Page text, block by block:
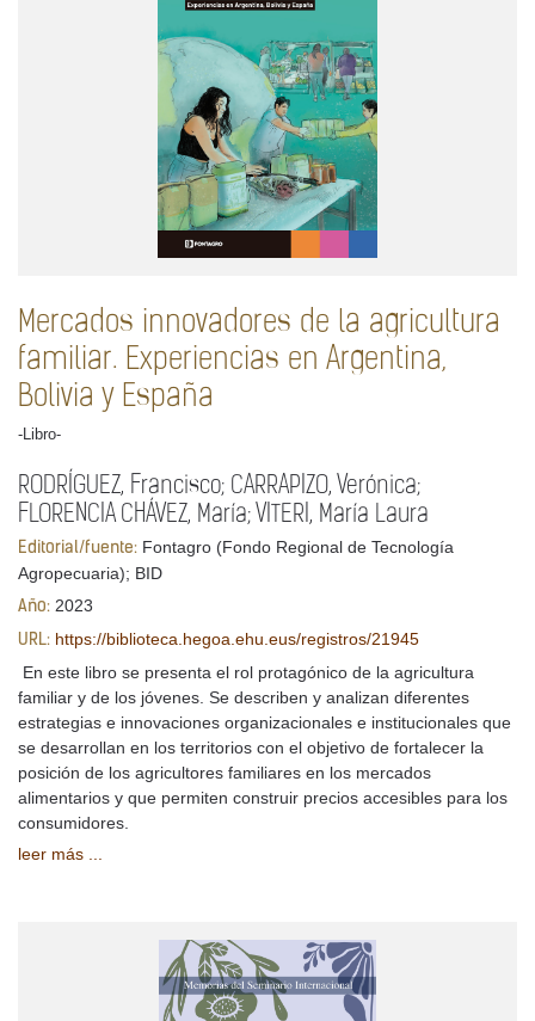
Mercados innovadores de la agricultura
familiar. Experiencias en Argentina,
Bolivia y España
-Libro-
RODRÍGUEZ, Francisco; CARRAPIZO, Verónica;
FLORENCIA CHÁVEZ, María; VITERI, María Laura
Editorial/fuente: Fontagro (Fondo Regional de Tecnología
Agropecuaria); BID
Año: 2023
URL: https://biblioteca.hegoa.ehu.eus/registros/21945
En este libro se presenta el rol protagónico de la agricultura
familiar y de los jóvenes. Se describen y analizan diferentes
estrategias e innovaciones organizacionales e institucionales que
se desarrollan en los territorios con el objetivo de fortalecer la
posición de los agricultores familiares en los mercados
alimentarios y que permiten construir precios accesibles para los
consumidores.
leer más ...